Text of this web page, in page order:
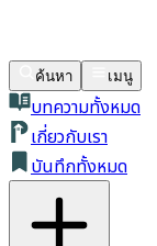
ค้นหา เมนู
บทความทั้งหมด
เกี่ยวกับเรา
บันทึกทั้งหมด